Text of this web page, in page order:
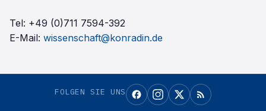
Tel: +49 (0)711 7594-392
E-Mail: wissenschaft@konradin.de
FOLGEN SIE UNS